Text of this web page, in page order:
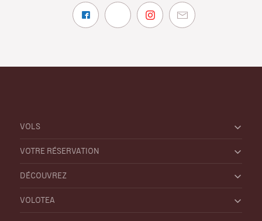
VOLS
VOTRE RÉSERVATION
DÉCOUVREZ
VOLOTEA